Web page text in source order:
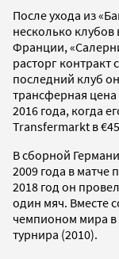
После ухода из
несколько клубов
Франции,
расторг контракт
последний клуб
трансферная
2016 года, когда
Transfermarkt в
В сборной
2009 года в матче
2018 год он
один мяч. Вместе
чемпионом мира в
турнира (2010).